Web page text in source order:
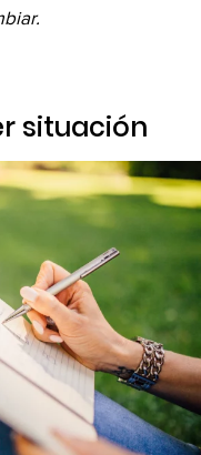
situación